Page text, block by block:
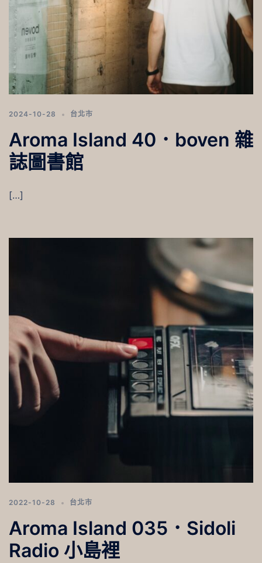
2024-10-28 台北市
Aroma Island 40．boven 雜
誌圖書館
[…]
2022-10-28 台北市
Aroma Island 035．Sidoli
Radio 小島裡